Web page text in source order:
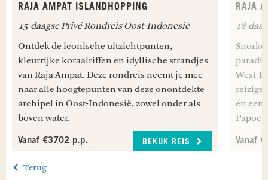
RAJA AMPAT ISLANDHOPPING
15-daagse Privé Rondreis Oost-Indonesië
Ontdek de iconische uitzichtpunten,
kleurrijke koraalriffen en idyllische strandjes
van Raja Ampat. Deze rondreis neemt je mee
naar alle hoogtepunten van deze onontdekte
archipel in Oost-Indonesië, zowel onder als
boven water.
Vanaf €3702 p.p. BEKIJK REIS
RAJA
18-
West-
én een
Vanaf
Terug